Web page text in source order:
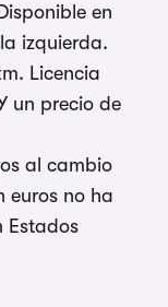
en
izquierda.
Licencia
un precio de
al cambio
euros no ha
Estados